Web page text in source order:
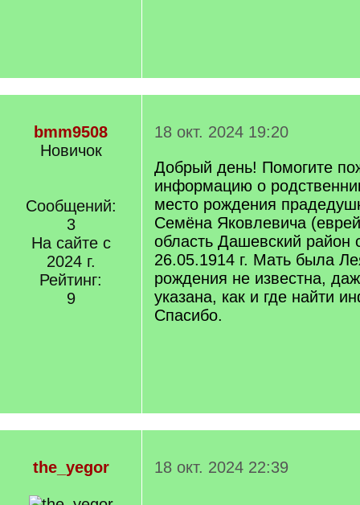
bmm9508
Новичок
Сообщений:
3
На сайте с
2024 г.
Рейтинг:
9
18 окт. 2024 19:20
Добрый день! Помогите
информацию о
место рождения
Семёна Яковлевича
область Дашевский район
26.05.1914 г. Мать была
рождения не известна,
указана, как и где найти
Спасибо.
the_yegor 18 окт. 2024 22:39